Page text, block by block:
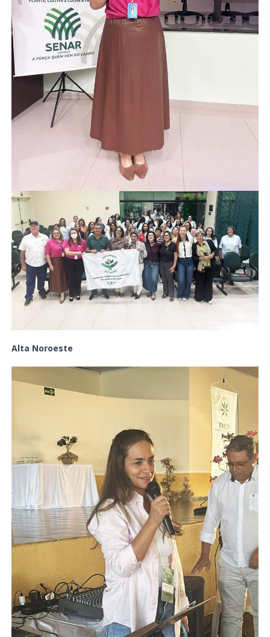
Alta Noroeste